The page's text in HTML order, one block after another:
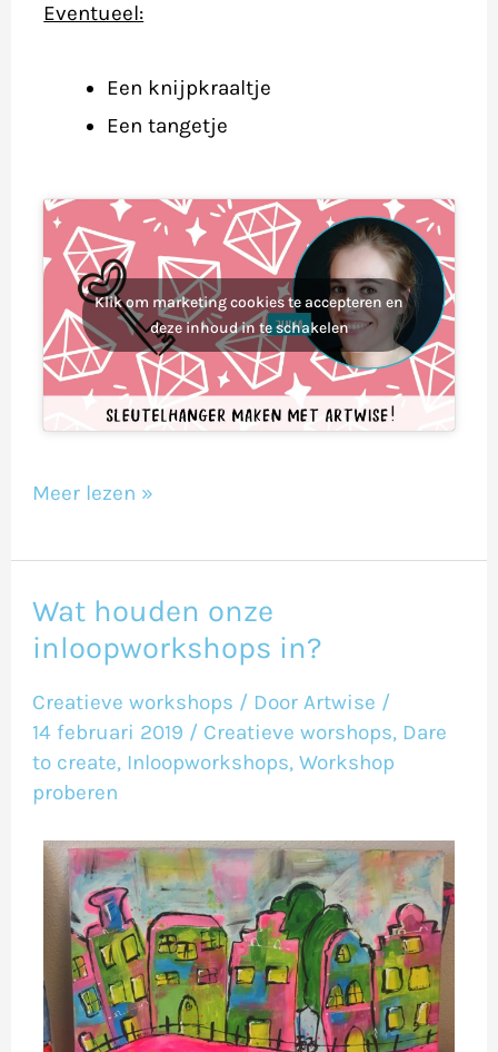
Eventueel:
Een knijpkraaltje
Een tangetje
Klik om marketing cookies te accepteren en
deze inhoud in te schakelen
Meer lezen »
Wat houden onze
inloopworkshops in?
Creatieve workshops / DoorArtwise /
14 februari 2019 / Creatieve worshops, Dare
to create, Inloopworkshops,Workshop
proberen
Wat
houden
inloopworkshops
in?